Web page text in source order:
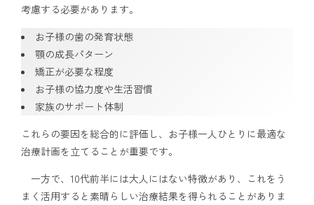
考慮する必要があります。
お子様の歯の発育状態
顎の成長パターン
矯正が必要な程度
お子様の協力度や生活習慣
家族のサポート体制
これらの要因を総合的に評価し、お子様一人ひとりに最適な
治療計画を立てることが重要です。
一方で、10代前半には大人にはない特徴があり、これをう
まく活用すると素晴らしい治療結果を得られることがありま